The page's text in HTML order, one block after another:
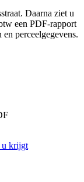
Daarna ziet u
een PDF-rapport
perceelgegevens.
krijgt